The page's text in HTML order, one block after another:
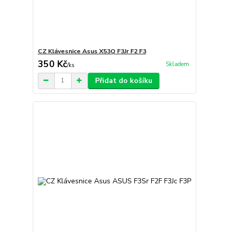
CZ Klávesnice Asus X53Q F3Jr F2 F3
350 Kč/ks Skladem
Přidat do košíku